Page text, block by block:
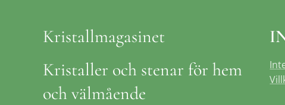
Kristallmagasinet
Kristaller och stenar för hem
och välmående